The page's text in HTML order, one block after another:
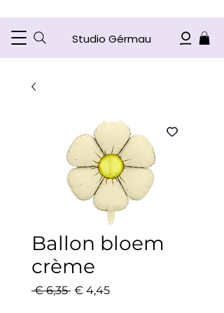
Studio Gérmau
Ballon bloem
crème
€ 6,35 Normale
€ 4,45Verkoopprijs